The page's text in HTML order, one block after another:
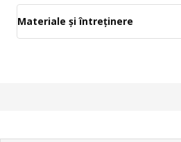
Materiale și întreținere